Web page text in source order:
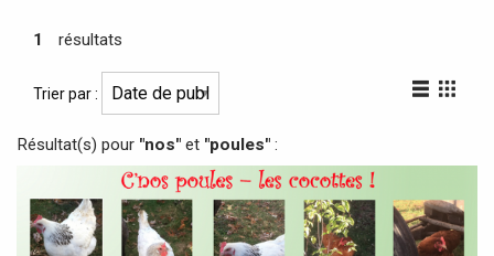
1 résultats
Trier par :
Résultat(s) pour "nos" et "poules" :